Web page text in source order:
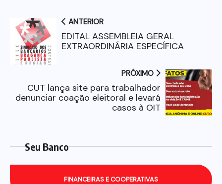
ANTERIOR
EDITAL ASSEMBLEIA GERAL
EXTRAORDINÁRIA ESPECÍFICA
PRÓXIMO
CUT lança site para trabalhador
denunciar coação eleitoral e levará
casos à OIT
Seu Banco
FINANCEIRAS E COOPERATIVAS